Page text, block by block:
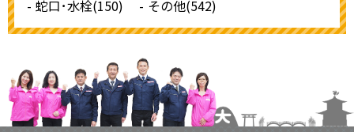
蛇口･水栓(150)
その他(542)